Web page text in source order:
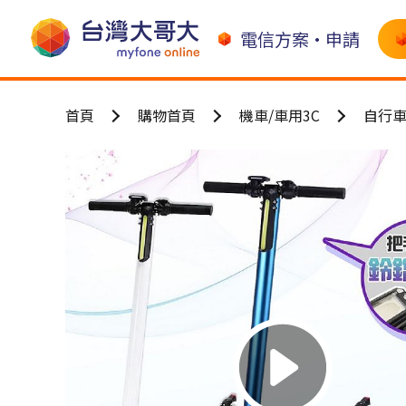
電信方案•申請
首頁 購物首頁 機車/車用3C 自行